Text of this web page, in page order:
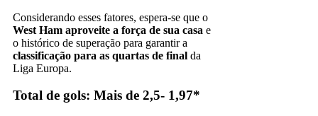
Considerando esses fatores, espera-se que o
West Ham aproveite a força de sua casa e
o histórico de superação para garantir a
classificação para as quartas de final da
Liga Europa.
Total de gols: Mais de 2,5- 1,97*